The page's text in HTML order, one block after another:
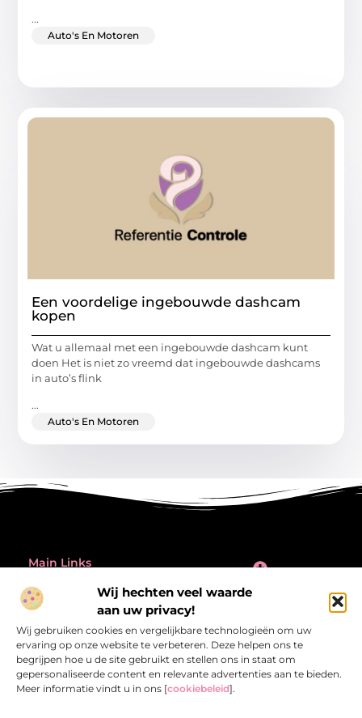
Wij hechten veel waarde
aan uw privacy!
Wij gebruiken cookies en vergelijkbare technologieën om uw
ervaring op onze website te verbeteren. Deze helpen ons te
begrijpen hoe u de site gebruikt en stellen ons in staat om
gepersonaliseerde content en relevante advertenties aan te bieden.
Meer informatie vindt u in ons [cookiebeleid].
...
Auto's En Motoren
Een voordelige ingebouwde dashcam
kopen
Wat u allemaal met een ingebouwde dashcam kunt
doen Het is niet zo vreemd dat ingebouwde dashcams
in auto’s flink
...
Auto's En Motoren
Main Links
@2025 All Right Reserved.
www.referentiecontrole.nl
Bericht categorie